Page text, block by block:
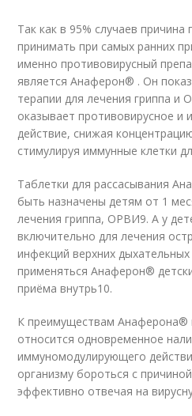
Так как в 95% случаев причина
принимать при самых ранних
именно противовирусный
является Анаферон® . Он
терапии для лечения гриппа и
оказывает противовирусное
действие, снижая
стимулируя иммунные клетки
Таблетки для рассасывания
быть назначены детям от 1
лечения гриппа, ОРВИ9. А у
включительно для лечения
инфекций верхних
применяться Анаферон®
приёма внутрь10.
К преимуществам Анаферона®
относится одновременное
иммуномодулирующего
организму бороться с
эффективно отвечая на